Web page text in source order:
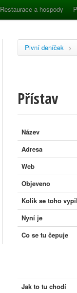
Restaurace a hospody
Pivní deníček >
Přístav
Název
Adresa
Web
Objeveno
Kolik se toho
Nyní je
Co se tu čepuje
Jak to tu chodí